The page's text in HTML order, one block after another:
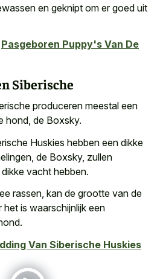
en geknipt om er goed uit
Pasgeboren Puppy's Van De
Siberische
produceren meestal een
hond, de Boxsky.
Huskies hebben een dikke
de Boxsky, zullen
vacht hebben.
rassen, kan de grootte van de
is waarschijnlijk een
Van Siberische Huskies